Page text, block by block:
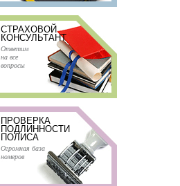
СТРАХОВОЙ
КОНСУЛЬТАНТ
Ответим
на все
вопросы
ПРОВЕРКА
ПОДЛИННОСТИ
ПОЛИСА
Огромная база
номеров